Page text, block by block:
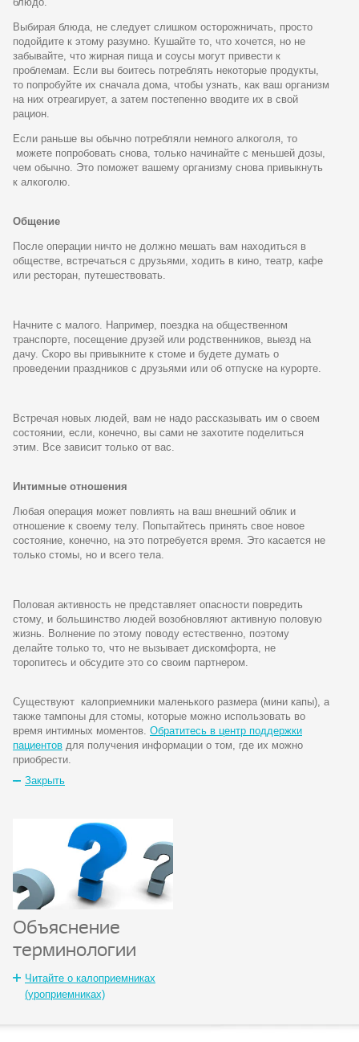
Выбирая блюда, не следует слишком осторожничать, просто
подойдите к этому разумно. Кушайте то, что хочется, но не
забывайте, что жирная пища и соусы могут привести к
проблемам. Если вы боитесь потреблять некоторые продукты,
то попробуйте их сначала дома, чтобы узнать, как ваш организм
на них отреагирует, а затем постепенно вводите их в свой
рацион.
Если раньше вы обычно потребляли немного алкоголя, то
можете попробовать снова, только начинайте с меньшей дозы,
чем обычно. Это поможет вашему организму снова привыкнуть
к алкоголю.
Общение
После операции ничто не должно мешать вам находиться в
обществе, встречаться с друзьями, ходить в кино, театр, кафе
или ресторан, путешествовать.
Начните с малого. Например, поездка на общественном
транспорте, посещение друзей или родственников, выезд на
дачу. Скоро вы привыкните к стоме и будете думать о
проведении праздников с друзьями или об отпуске на курорте.
Встречая новых людей, вам не надо рассказывать им о своем
состоянии, если, конечно, вы сами не захотите поделиться
этим. Все зависит только от вас.
Интимные отношения
Любая операция может повлиять на ваш внешний облик и
отношение к своему телу. Попытайтесь принять свое новое
состояние, конечно, на это потребуется время. Это касается не
только стомы, но и всего тела.
Половая активность не представляет опасности повредить
стому, и большинство людей возобновляют активную половую
жизнь. Волнение по этому поводу естественно, поэтому
делайте только то, что не вызывает дискомфорта, не
торопитесь и обсудите это со своим партнером.
Существуют калоприемники маленького размера (мини капы), а
также тампоны для стомы, которые можно использовать во
время интимных моментов. Обратитесь в центр поддержки
пациентов для получения информации о том, где их можно
приобрести.
Закрыть
Объяснение
терминологии
Читайте о калоприемниках
(уроприемниках)